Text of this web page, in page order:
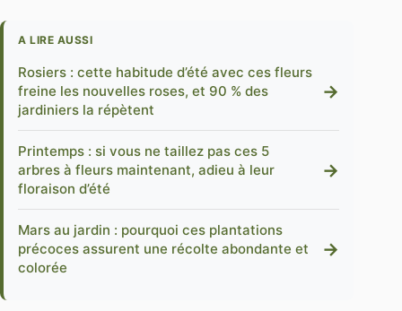
A LIRE AUSSI
Rosiers : cette habitude d’été avec ces fleurs
freine les nouvelles roses, et 90 % des
jardiniers la répètent
→
Printemps : si vous ne taillez pas ces 5
arbres à fleurs maintenant, adieu à leur
floraison d’été
→
Mars au jardin : pourquoi ces plantations
précoces assurent une récolte abondante et
colorée
→